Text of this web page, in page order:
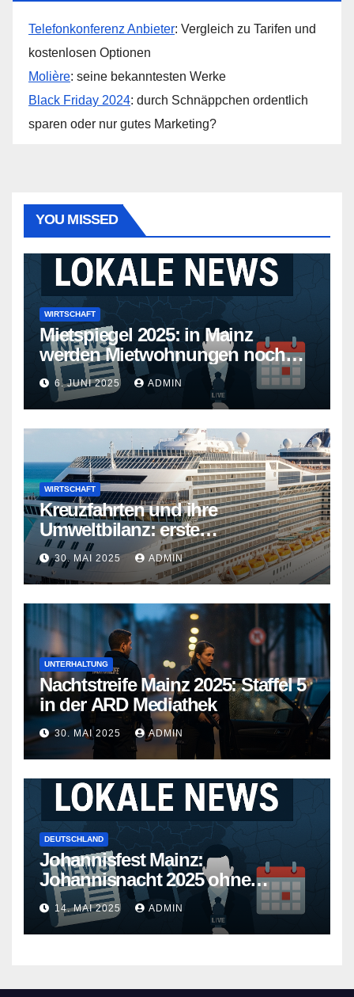
Telefonkonferenz Anbieter: Vergleich zu Tarifen und
kostenlosen Optionen
Molière: seine bekanntesten Werke
Black Friday 2024: durch Schnäppchen ordentlich
sparen oder nur gutes Marketing?
YOU MISSED
WIRTSCHAFT
Mietspiegel 2025: in Mainz
werden Mietwohnungen noch
teurer
6. JUNI 2025 ADMIN
WIRTSCHAFT
Kreuzfahrten und ihre
Umweltbilanz: erste
Kreuzfahrtschiffe gehen neue
Wege
30. MAI 2025 ADMIN
UNTERHALTUNG
Nachtstreife Mainz 2025: Staffel 5
in der ARD Mediathek
30. MAI 2025 ADMIN
DEUTSCHLAND
Johannisfest Mainz:
Johannisnacht 2025 ohne
Feuerwerk
14. MAI 2025 ADMIN